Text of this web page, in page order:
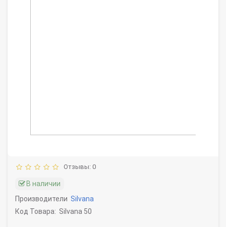
Отзывы: 0
В наличии
Производители Silvana
Код Товара: Silvana 50